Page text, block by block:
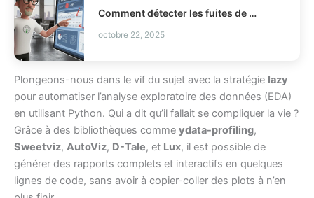
Comment détecter les fuites de profit en distribution ?
octobre 22, 2025
Plongeons-nous dans le vif du sujet avec la stratégie lazy
pour automatiser l’analyse exploratoire des données (EDA)
en utilisant Python. Qui a dit qu’il fallait se compliquer la vie ?
Grâce à des bibliothèques comme ydata-profiling,
Sweetviz, AutoViz, D-Tale, et Lux, il est possible de
générer des rapports complets et interactifs en quelques
lignes de code, sans avoir à copier-coller des plots à n’en